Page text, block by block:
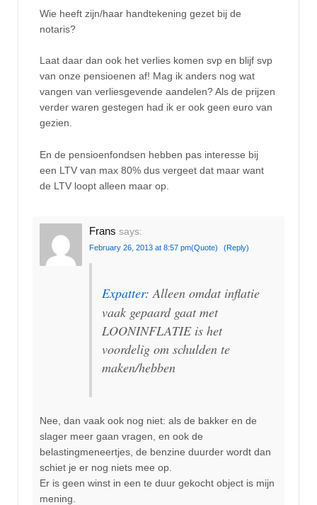
Wie heeft zijn/haar handtekening gezet bij de
notaris?
Laat daar dan ook het verlies komen svp en blijf svp
van onze pensioenen af! Mag ik anders nog wat
vangen van verliesgevende aandelen? Als de prijzen
verder waren gestegen had ik er ook geen euro van
gezien.
En de pensioenfondsen hebben pas interesse bij
een LTV van max 80% dus vergeet dat maar want
de LTV loopt alleen maar op.
Frans says:
February 26, 2013 at 8:57 pm(Quote) (Reply)
Expatter: Alleen omdat inflatie
vaak gepaard gaat met
LOONINFLATIE is het
voordelig om schulden te
maken/hebben
Nee, dan vaak ook nog niet: als de bakker en de
slager meer gaan vragen, en ook de
belastingmeneertjes, de benzine duurder wordt dan
schiet je er nog niets mee op.
Er is geen winst in een te duur gekocht object is mijn
mening.